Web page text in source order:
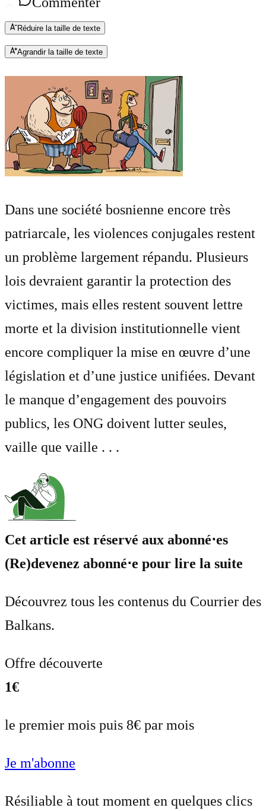
Réduire la taille de texte
Agrandir la taille de texte
Dans une société bosnienne encore très
patriarcale, les violences conjugales restent
un problème largement répandu. Plusieurs
lois devraient garantir la protection des
victimes, mais elles restent souvent lettre
morte et la division institutionnelle vient
encore compliquer la mise en œuvre d’une
législation et d’une justice unifiées. Devant
le manque d’engagement des pouvoirs
publics, les ONG doivent lutter seules,
vaille que vaille . . .
Cet article est réservé aux abonné⋅es
(Re)devenez abonné⋅e pour lire la suite
Découvrez tous les contenus du Courrier des
Balkans.
Offre découverte
1€
le premier mois puis 8€ par mois
Je m'abonne
Résiliable à tout moment en quelques clics